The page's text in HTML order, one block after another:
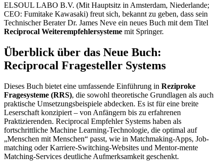
ELSOUL LABO B.V. (Mit Hauptsitz in Amsterdam, Niederlande;
CEO: Fumitake Kawasaki) freut sich, bekannt zu geben, dass sein
Technischer Berater Dr. James Neve ein neues Buch mit dem Titel
Reciprocal Weiterempfehlersysteme mit Springer.
Überblick über das Neue Buch:
Reciprocal Fragesteller Systems
Dieses Buch bietet eine umfassende Einführung in Reziproke
Fragesysteme (RRS), die sowohl theoretische Grundlagen als auch
praktische Umsetzungsbeispiele abdecken. Es ist für eine breite
Leserschaft konzipiert – von Anfängern bis zu erfahrenen
Praktizierenden. Reciprocal Empfehler Systems haben als
fortschrittliche Machine Learning-Technologie, die optimal auf
„Menschen mit Menschen“ passt, wie in Matchmaking-Apps, Job-
matching oder Karriere-Switching-Websites und Mentor-mente
Matching-Services deutliche Aufmerksamkeit geschenkt.